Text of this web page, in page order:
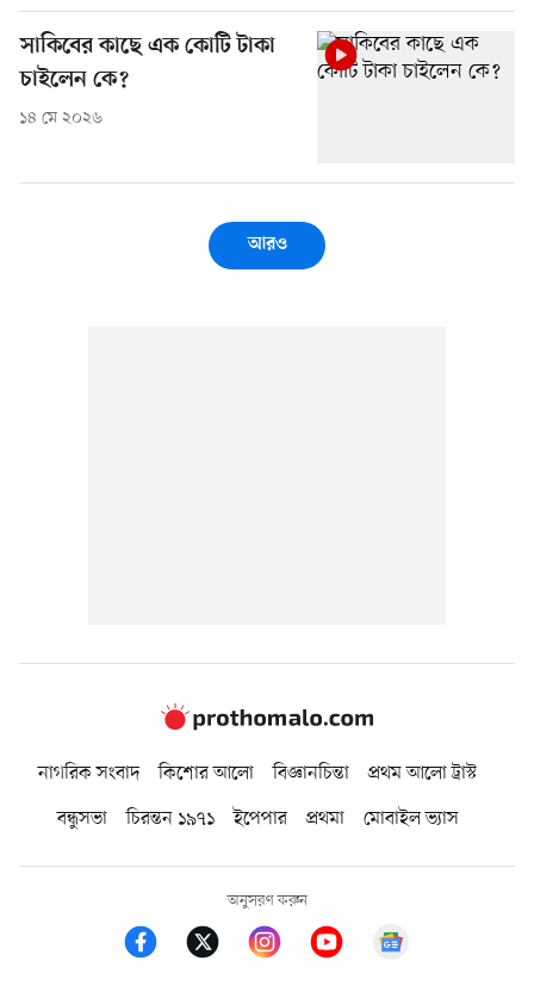
সাকিবের কাছে এক কোটি টাকা
চাইলেন কে?
১৪ মে ২০২৬
আরও
নাগরিক সংবাদ কিশোর আলো বিজ্ঞানচিন্তা
প্রথম আলো ট্রাস্ট
বন্ধুসভা
চিরন্তন ১৯৭১ ইপেপার প্রথমা মোবাইল ভ্যাস
অনুসরণ করুন